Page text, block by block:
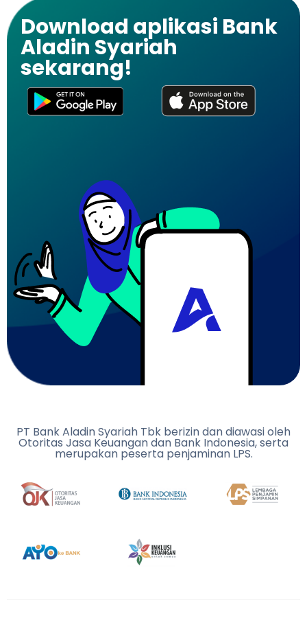
Download aplikasi Bank
Aladin Syariah
sekarang!
PT Bank Aladin Syariah Tbk berizin dan diawasi oleh
Otoritas Jasa Keuangan dan Bank Indonesia, serta
merupakan peserta penjaminan LPS.